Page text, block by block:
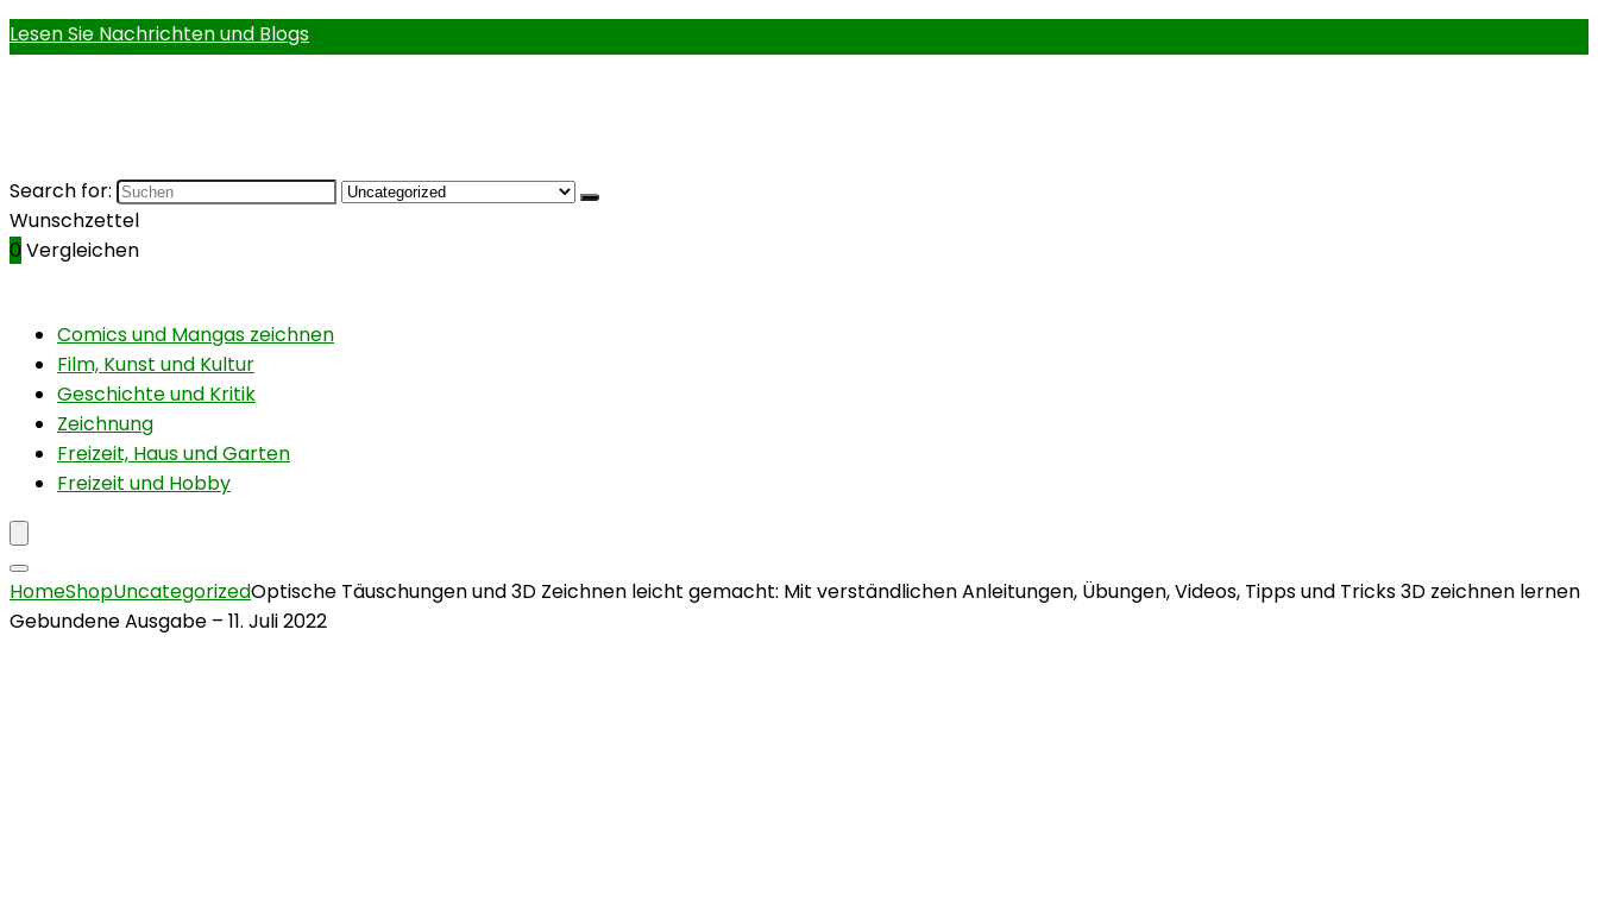
Lesen Sie Nachrichten und Blogs
Search for:
Wunschzettel
0 Vergleichen
Comics und Mangas zeichnen
Film, Kunst und Kultur
Geschichte und Kritik
Zeichnung
Freizeit, Haus und Garten
Freizeit und Hobby
HomeShopUncategorizedOptische Täuschungen und 3D Zeichnen leicht gemacht: Mit verständlichen Anleitungen, Übungen, Videos, Tipps und Tricks 3D zeichnen lernen
Gebundene Ausgabe – 11. Juli 2022